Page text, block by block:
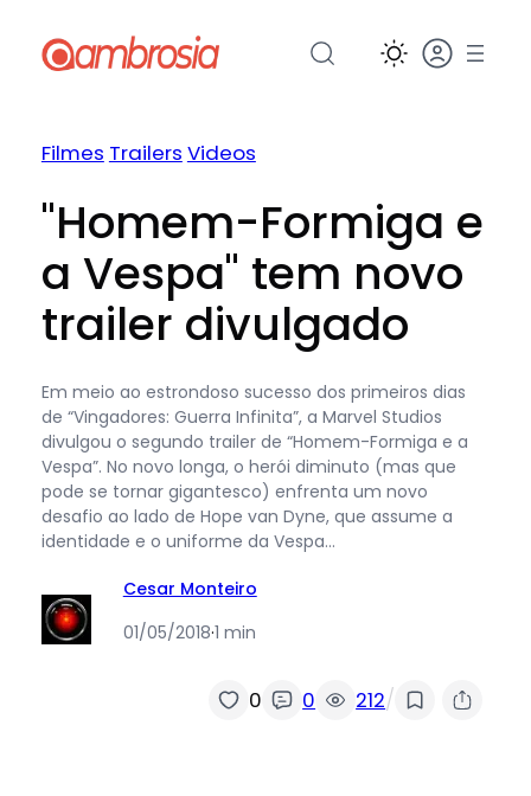
para
Filmes Trailers Videos
"Homem-Formiga e
a Vespa" tem novo
trailer divulgado
Em meio ao estrondoso sucesso dos primeiros dias
de “Vingadores: Guerra Infinita”, a Marvel Studios
divulgou o segundo trailer de “Homem-Formiga e a
Vespa”. No novo longa, o herói diminuto (mas que
pode se tornar gigantesco) enfrenta um novo
desafio ao lado de Hope van Dyne, que assume a
identidade e o uniforme da Vespa…
Cesar Monteiro
01/05/2018·1 min
0 0 212/